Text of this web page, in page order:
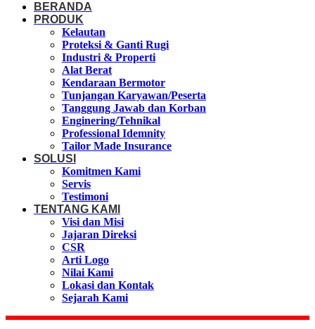
BERANDA
PRODUK
Kelautan
Proteksi & Ganti Rugi
Industri & Properti
Alat Berat
Kendaraan Bermotor
Tunjangan Karyawan/Peserta
Tanggung Jawab dan Korban
Enginering/Tehnikal
Professional Idemnity
Tailor Made Insurance
SOLUSI
Komitmen Kami
Servis
Testimoni
TENTANG KAMI
Visi dan Misi
Jajaran Direksi
CSR
Arti Logo
Nilai Kami
Lokasi dan Kontak
Sejarah Kami